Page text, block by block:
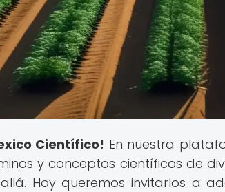
Científico! En nuestra
y conceptos científicos de
Hoy queremos invitarlos a